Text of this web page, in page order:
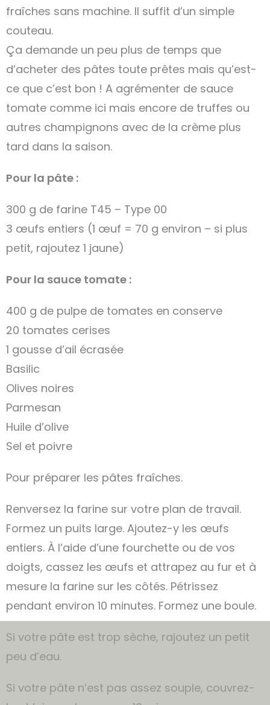
fraîches sans machine. Il suffit d’un simple
couteau.
Ça demande un peu plus de temps que
d’acheter des pâtes toute prêtes mais qu’est-
ce que c’est bon ! A agrémenter de sauce
tomate comme ici mais encore de truffes ou
autres champignons avec de la crème plus
tard dans la saison.
Pour la pâte :
300 g de farine T45 – Type 00
3 œufs entiers (1 œuf = 70 g environ – si plus
petit, rajoutez 1 jaune)
Pour la sauce tomate :
400 g de pulpe de tomates en conserve
20 tomates cerises
1 gousse d’ail écrasée
Basilic
Olives noires
Parmesan
Huile d’olive
Sel et poivre
Pour préparer les pâtes fraîches.
Renversez la farine sur votre plan de travail.
Formez un puits large. Ajoutez-y les œufs
entiers. À l’aide d’une fourchette ou de vos
doigts, cassez les œufs et attrapez au fur et à
mesure la farine sur les côtés. Pétrissez
pendant environ 10 minutes. Formez une boule.
Si votre pâte est trop sèche, rajoutez un petit
peu d’eau.
Si votre pâte n’est pas assez souple, couvrez-